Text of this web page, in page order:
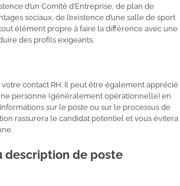
d’un Comité d’Entreprise, de plan de
sociaux, de l’existence d’une salle de sport
élément propre à faire la différence avec une
des profils exigeants.
votre contact RH. Il peut être également apprécié
personne (généralement opérationnelle) en
sur le poste ou sur le processus de
rassurera le candidat potentiel et vous évitera
description de poste